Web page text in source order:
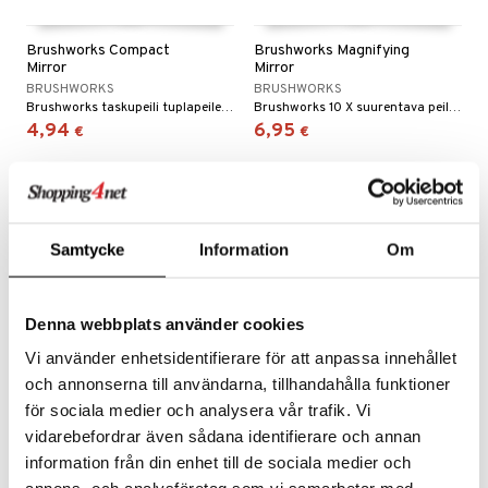
Samtycke Information Om
Denna webbplats använder cookies
Vi använder enhetsidentifierare för att anpassa innehållet
och annonserna till användarna, tillhandahålla funktioner
för sociala medier och analysera vår trafik. Vi
vidarebefordrar även sådana identifierare och annan
information från din enhet till de sociala medier och
Brushworks Compact
Mirror
BRUSHWORKS
Brushworks taskupeili tuplapeileillä
4,94 €
Brushworks Magnifying
Mirror
BRUSHWORKS
Brushworks 10 X suurentava peili imukupein
6,95 €
Brushworks HD Reusable
Makeup Remover Pads Set
BRUSHWORKS
Brushworks HD Satin Sleep
BRUSHWORKS